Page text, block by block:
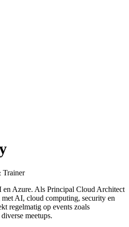
Trainer
en Azure. Als Principal Cloud Architect
AI, cloud computing, security en
regelmatig op events zoals
meetups.